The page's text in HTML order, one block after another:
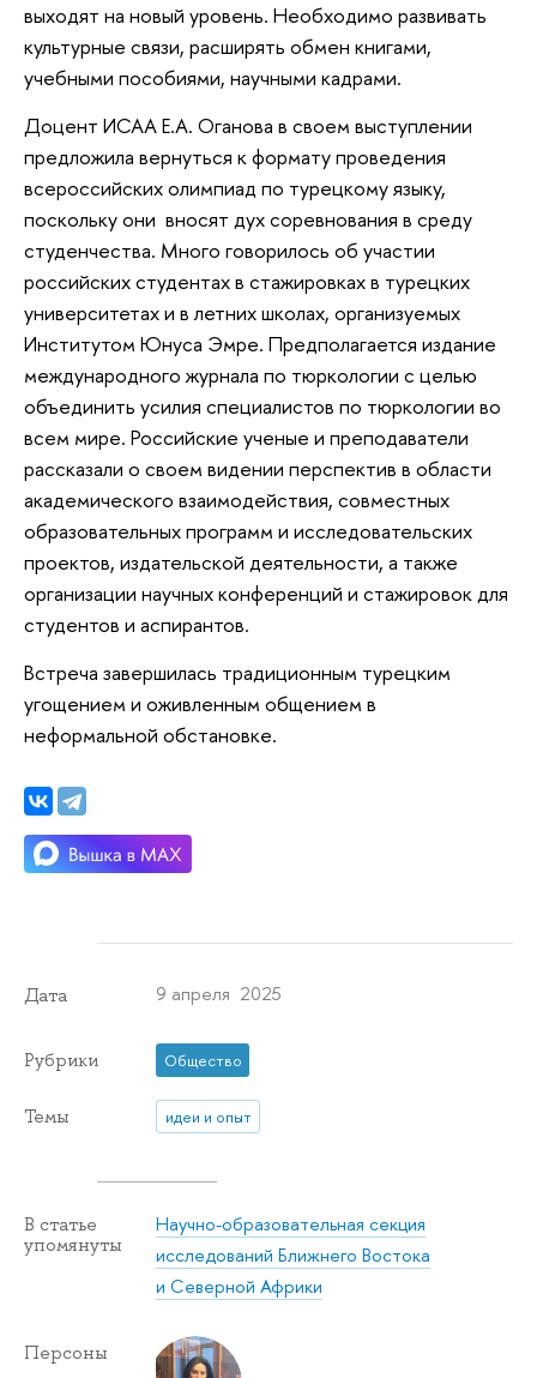
выходят на новый уровень. Необходимо развивать
культурные связи, расширять обмен книгами,
учебными пособиями, научными кадрами.
Доцент ИСАА Е.А. Оганова в своем выступлении
предложила вернуться к формату проведения
всероссийских олимпиад по турецкому языку,
поскольку они вносят дух соревнования в среду
студенчества. Много говорилось об участии
российских студентах в стажировках в турецких
университетах и в летних школах, организуемых
Институтом Юнуса Эмре. Предполагается издание
международного журнала по тюркологии с целью
объединить усилия специалистов по тюркологии во
всем мире. Российские ученые и преподаватели
рассказали о своем видении перспектив в области
академического взаимодействия, совместных
образовательных программ и исследовательских
проектов, издательской деятельности, а также
организации научных конференций и стажировок для
студентов и аспирантов.
Встреча завершилась традиционным турецким
угощением и оживленным общением в
неформальной обстановке.
Дата 9 апреля 2025
Рубрики Общество
Темы идеи и опыт
В статье
упомянуты
Научно-образовательная секция
исследований Ближнего Востока
и Северной Африки
Персоны